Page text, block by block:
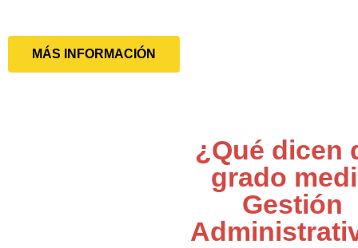
MÁS INFORMACIÓN
¿Qué dicen
grado
Gestión